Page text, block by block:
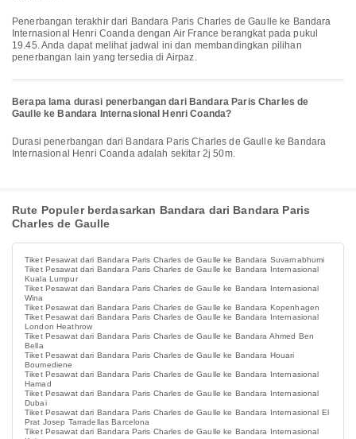
Penerbangan terakhir dari Bandara Paris Charles de Gaulle ke Bandara
Internasional Henri Coanda dengan Air France berangkat pada pukul
19.45. Anda dapat melihat jadwal ini dan membandingkan pilihan
penerbangan lain yang tersedia di Airpaz.
Berapa lama durasi penerbangan dari Bandara Paris Charles de
Gaulle ke Bandara Internasional Henri Coanda?
Durasi penerbangan dari Bandara Paris Charles de Gaulle ke Bandara
Internasional Henri Coanda adalah sekitar 2j 50m.
Rute Populer berdasarkan Bandara dari Bandara Paris
Charles de Gaulle
Tiket Pesawat dari Bandara Paris Charles de Gaulle ke Bandara Suvarnabhumi
Tiket Pesawat dari Bandara Paris Charles de Gaulle ke Bandara Internasional
Kuala Lumpur
Tiket Pesawat dari Bandara Paris Charles de Gaulle ke Bandara Internasional
Wina
Tiket Pesawat dari Bandara Paris Charles de Gaulle ke Bandara Kopenhagen
Tiket Pesawat dari Bandara Paris Charles de Gaulle ke Bandara Internasional
London Heathrow
Tiket Pesawat dari Bandara Paris Charles de Gaulle ke Bandara Ahmed Ben
Bella
Tiket Pesawat dari Bandara Paris Charles de Gaulle ke Bandara Houari
Boumediene
Tiket Pesawat dari Bandara Paris Charles de Gaulle ke Bandara Internasional
Hamad
Tiket Pesawat dari Bandara Paris Charles de Gaulle ke Bandara Internasional
Dubai
Tiket Pesawat dari Bandara Paris Charles de Gaulle ke Bandara Internasional El
Prat Josep Tarradellas Barcelona
Tiket Pesawat dari Bandara Paris Charles de Gaulle ke Bandara Internasional